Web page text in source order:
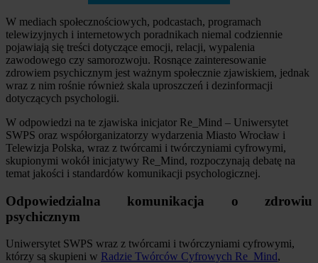
W mediach społecznościowych, podcastach, programach
telewizyjnych i internetowych poradnikach niemal codziennie
pojawiają się treści dotyczące emocji, relacji, wypalenia
zawodowego czy samorozwoju. Rosnące zainteresowanie
zdrowiem psychicznym jest ważnym społecznie zjawiskiem, jednak
wraz z nim rośnie również skala uproszczeń i dezinformacji
dotyczących psychologii.
W odpowiedzi na te zjawiska inicjator Re_Mind – Uniwersytet
SWPS oraz współorganizatorzy wydarzenia Miasto Wrocław i
Telewizja Polska, wraz z twórcami i twórczyniami cyfrowymi,
skupionymi wokół inicjatywy Re_Mind, rozpoczynają debatę na
temat jakości i standardów komunikacji psychologicznej.
Odpowiedzialna komunikacja o zdrowiu
psychicznym
Uniwersytet SWPS wraz z twórcami i twórczyniami cyfrowymi,
którzy są skupieni w Radzie Twórców Cyfrowych Re_Mind,